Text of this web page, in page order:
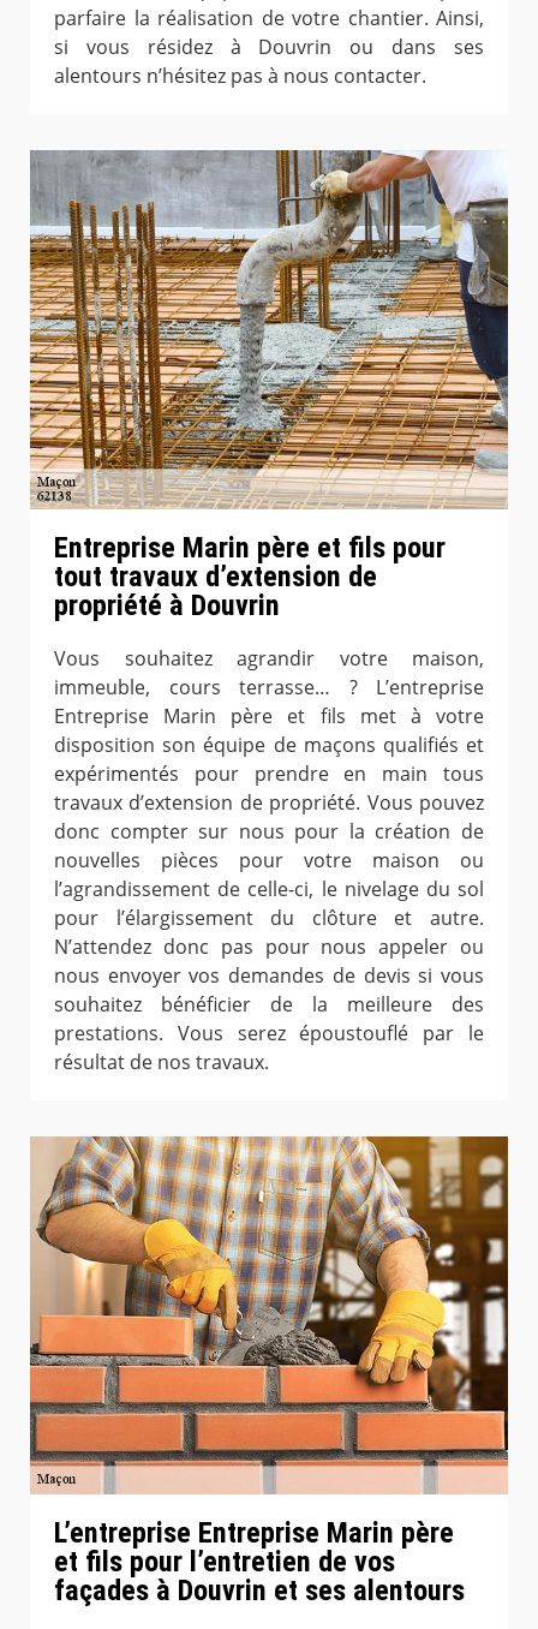
parfaire la réalisation de votre chantier. Ainsi,
si vous résidez à Douvrin ou dans ses
alentours n’hésitez pas à nous contacter.
Entreprise Marin père et fils pour
tout travaux d’extension de
propriété à Douvrin
Vous souhaitez agrandir votre maison,
immeuble, cours terrasse… ? L’entreprise
Entreprise Marin père et fils met à votre
disposition son équipe de maçons qualifiés et
expérimentés pour prendre en main tous
travaux d’extension de propriété. Vous pouvez
donc compter sur nous pour la création de
nouvelles pièces pour votre maison ou
l’agrandissement de celle-ci, le nivelage du sol
pour l’élargissement du clôture et autre.
N’attendez donc pas pour nous appeler ou
nous envoyer vos demandes de devis si vous
souhaitez bénéficier de la meilleure des
prestations. Vous serez époustouflé par le
résultat de nos travaux.
L’entreprise Entreprise Marin père
et fils pour l’entretien de vos
façades à Douvrin et ses alentours